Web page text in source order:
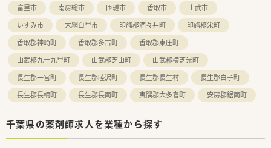
富里市
南房総市 匝瑳市 香取市
山武市
いすみ市
大網白里市 印旛郡酒々井町
印旛郡栄町
香取郡神崎町
香取郡多古町
香取郡東庄町
山武郡九十九里町
山武郡芝山町
山武郡横芝光町
長生郡一宮町
長生郡睦沢町 長生郡長生村
長生郡白子町
長生郡長柄町
長生郡長南町 夷隅郡大多喜町 安房郡鋸南町
千葉県の薬剤師求人を業種から探す